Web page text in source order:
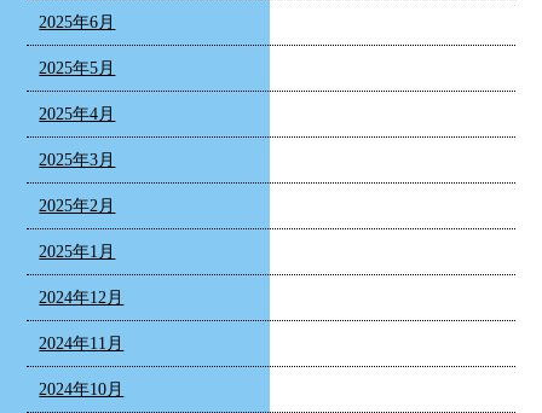
2025年6月
2025年5月
2025年4月
2025年3月
2025年2月
2025年1月
2024年12月
2024年11月
2024年10月